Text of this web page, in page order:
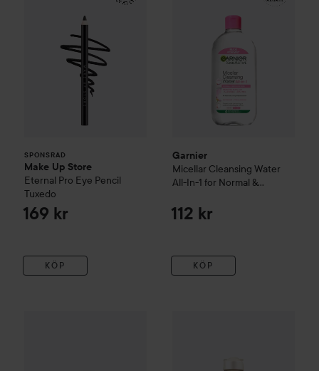
SPONSRAD
Make Up Store
Eternal Pro Eye Pencil
Tuxedo
169 kr
KÖP
Garnier
Micellar Cleansing Water
All-In-1 for Normal &
112 kr
KÖP